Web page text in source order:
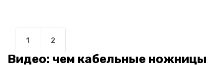
1 2
Видео: чем кабельные ножницы